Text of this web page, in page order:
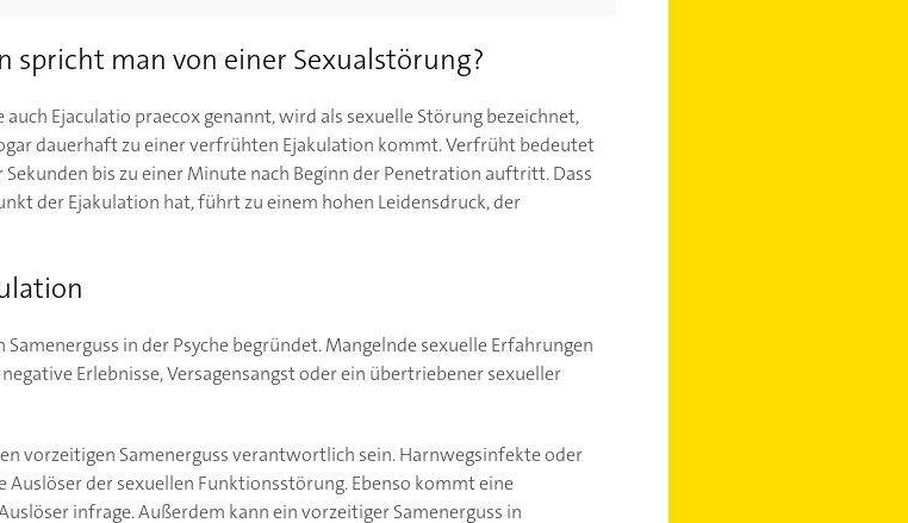
spricht man von einer Sexualstörung?
Ejaculatio praecox genannt, wird als sexuelle Störung bezeichnet,
dauerhaft zu einer verfrühten Ejakulation kommt. Verfrüht bedeutet
bis zu einer Minute nach Beginn der Penetration auftritt. Dass
der Ejakulation hat, führt zu einem hohen Leidensdruck, der
in der Psyche begründet. Mangelnde sexuelle Erfahrungen
Erlebnisse, Versagensangst oder ein übertriebener sexueller
vorzeitigen Samenerguss verantwortlich sein. Harnwegsinfekte oder
der sexuellen Funktionsstörung. Ebenso kommt eine
infrage. Außerdem kann ein vorzeitiger Samenerguss in